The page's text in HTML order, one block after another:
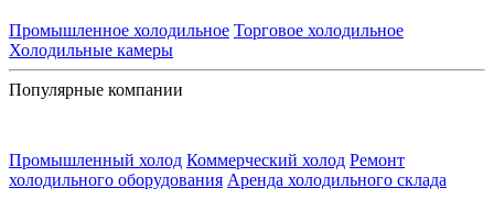
Промышленное холодильное Торговое холодильное
Холодильные камеры
Популярные компании
Промышленный холод Коммерческий холод Ремонт
холодильного оборудования Аренда холодильного склада